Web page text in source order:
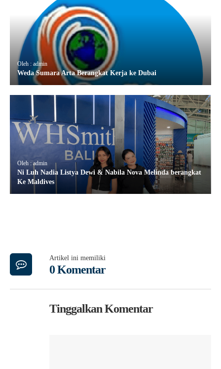
Oleh : admin
Weda Sumara Arta Berangkat Kerja ke Dubai
Oleh : admin
Ni Luh Nadia Listya Dewi & Nabila Nova Melinda berangkat
Ke Maldives
Artikel ini memiliki
0 Komentar
Tinggalkan Komentar